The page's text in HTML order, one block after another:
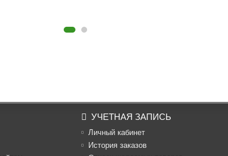
УЧЕТНАЯ ЗАПИСЬ
Личный кабинет
История заказов